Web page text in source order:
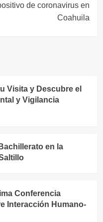
de coronavirus en
Coahuila
Visita y Descubre el
y Vigilancia
en la
Conferencia
Interacción Humano-